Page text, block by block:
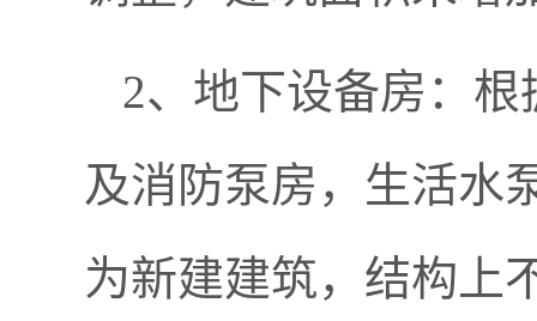
2、地下设备房：
及消防泵房，生活水
为新建建筑，结构上